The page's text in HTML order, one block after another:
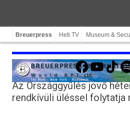
Breuerpress Heti TV Museum &
Facebook
YouTube
TikTok
Az Országgyűlés jövő
rendkívüli üléssel folytatja